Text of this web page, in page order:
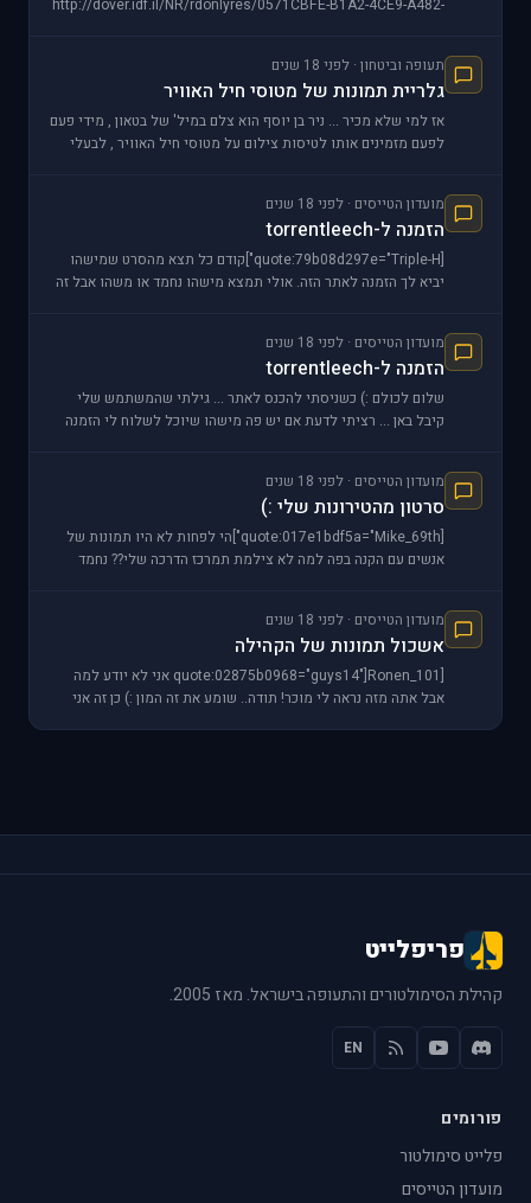
http://dover.idf.il/NR/rdonlyres/0571CBFE-B1A2-4CE9-A482-
תעופה וביטחון · לפני 18 שנים
גלריית תמונות של מטוסי חיל האוויר
אז למי שלא מכיר ... ניר בן יוסף הוא צלם במיל' של בטאון , מידי פעם
לפעם מזמינים אותו לטיסות צילום על מטוסי חיל האוויר , לבעלי
מועדון הטייסים · לפני 18 שנים
הזמנה ל-torrentleech
[quote:79b08d297e="Triple-H"]קודם כל תצא מהסרט שמישהו
יביא לך הזמנה לאתר הזה. אולי תמצא מישהו נחמד או משהו אבל זה
מועדון הטייסים · לפני 18 שנים
הזמנה ל-torrentleech
שלום לכולם :) כשניסתי להכנס לאתר ... גילתי שהמשתמש שלי
קיבל באן ... רציתי לדעת אם יש פה מישהו שיוכל לשלוח לי הזמנה
מועדון הטייסים · לפני 18 שנים
סרטון מהטירונות שלי :)
[quote:017e1bdf5a="Mike_69th"]הי לפחות לא היו תמונות של
אנשים עם הקנה בפה למה לא צילמת תמרכז הדרכה שלי?? נחמד
מועדון הטייסים · לפני 18 שנים
אשכול תמונות של הקהילה
[quote:02875b0968="guys14"]Ronen_101 אני לא יודע למה
אבל אתה מזה נראה לי מוכר! תודה.. שומע את זה המון :) כן זה אני
פריפלייט
קהילת הסימולטורים והתעופה בישראל. מאז 2005.
EN
פורומים
פלייט סימולטור
מועדון הטייסים